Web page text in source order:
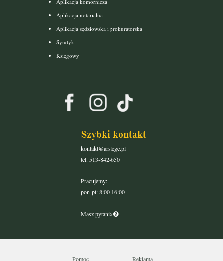
Aplikacja komornicza
Aplikacja notarialna
Aplikacja sędziowska i prokuratorska
Syndyk
Księgowy
Szybki kontakt
kontakt@arslege.pl
tel. 513-842-650
Pracujemy:
pon-pt: 8:00-16:00
Masz pytania
Pomoc Reklama